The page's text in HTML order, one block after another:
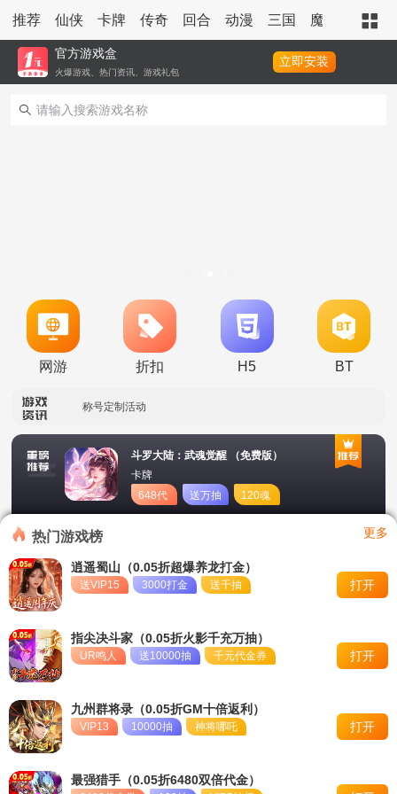
推荐 仙侠 卡牌 传奇 回合 动漫 三国 魔幻 策略
官方游戏盒
火爆游戏、热门资讯、游戏礼包
立即安装
网游 折扣 H5 BT
永久累充活动
永久单日累充活动
称号定制活动
单日积分兑换福利
转游活动
冠名活动
永久单日累充活动
斗罗大陆：武魂觉醒 （免费版）
卡牌
648代
币
送万抽
120魂
币
热门游戏榜 更多
逍遥蜀山（0.05折超爆养龙打金）
送VIP15 3000打金 送千抽 打开
指尖决斗家（0.05折火影千充万抽）
UR鸣人 送10000抽 千元代金券 打开
九州群将录（0.05折GM十倍返利）
VIP13 10000抽 神将哪吒 打开
最强猎手（0.05折6480双倍代金）